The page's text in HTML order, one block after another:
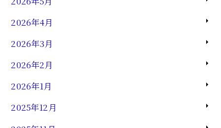
2026年4月
2026年3月
2026年2月
2026年1月
2025年12月